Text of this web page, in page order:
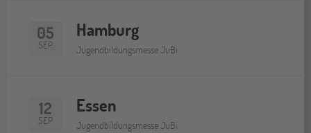
05
SEP
Hamburg
Jugendbildungsmesse JuBi
12
SEP
Essen
Jugendbildungsmesse JuBi